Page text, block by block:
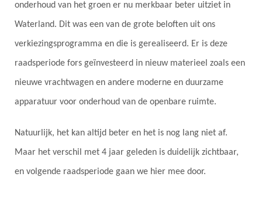
onderhoud van het groen er nu merkbaar beter uitziet in
Waterland. Dit was een van de grote beloften uit ons
verkiezingsprogramma en die is gerealiseerd. Er is deze
raadsperiode fors geïnvesteerd in nieuw materieel zoals een
nieuwe vrachtwagen en andere moderne en duurzame
apparatuur voor onderhoud van de openbare ruimte.
Natuurlijk, het kan altijd beter en het is nog lang niet af.
Maar het verschil met 4 jaar geleden is duidelijk zichtbaar,
en volgende raadsperiode gaan we hier mee door.